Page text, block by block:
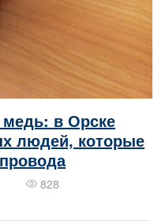
в Орске
людей, которые
828